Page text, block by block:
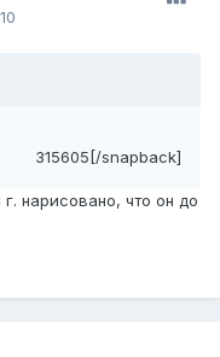
315605[/snapback]
нарисовано, что он до